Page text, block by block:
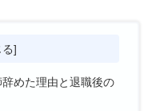
めた理由と退職後の